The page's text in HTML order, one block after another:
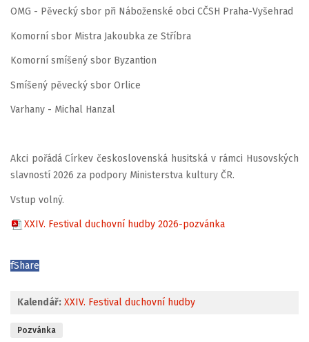
OMG - Pěvecký sbor při Náboženské obci CČSH Praha-Vyšehrad
Komorní sbor Mistra Jakoubka ze Stříbra
Komorní smíšený sbor Byzantion
Smíšený pěvecký sbor Orlice
Varhany - Michal Hanzal
Akci pořádá Církev československá husitská v rámci Husovských
slavností 202​6 za podpory Ministerstva kultury ČR.
Vstup volný.
XXIV. Festival duchovní hudby 2026-pozvánka
fShare
Kalendář: XXIV. Festival duchovní hudby
Pozvánka